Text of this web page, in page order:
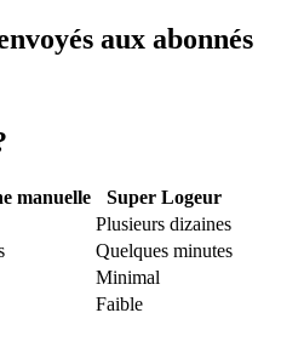
aux abonnés
manuelle
Super Logeur
Plusieurs dizaines
Quelques minutes
Minimal
Faible